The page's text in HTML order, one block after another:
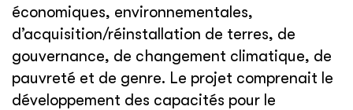
économiques, environnementales,
d’acquisition/réinstallation de terres, de
gouvernance, de changement climatique, de
pauvreté et de genre. Le projet comprenait le
développement des capacités pour le